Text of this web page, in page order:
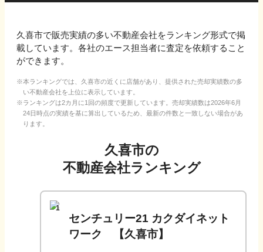
久喜市で販売実績の多い不動産会社をランキング形式で掲
載しています。各社のエース担当者に査定を依頼すること
ができます。
本ランキングでは、 久喜市の近くに店舗があり、提供された売却実績数の多
い不動産会社を上位に表示しています。
ランキングは2カ月に1回の頻度で更新しています。売却実績数は2026年6月
24日時点の実績を基に算出しているため、最新の件数と一致しない場合があ
ります。
久喜市の
不動産会社ランキング
1
センチュリー21 カクダイネット
ワーク 【久喜市】